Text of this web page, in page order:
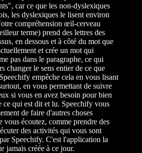
car ce que les non-dyslexiques
les dyslexiques le lisent environ
compréhension œil-cerveau
terme) prend des lettres des
en dessous et à côté du mot que
et crée un mot qui
pas dans le paragraphe, ce qui
changer le sens entier de ce que
empêche cela en vous lisant
en vous permettant de suivre
si vous en avez besoin pour bien
ce qui est dit et lu. Speechify vous
de faire d'autres choses
vous écoutez, comme prendre des
des activités qui vous sont
Speechify. C'est l'application la
jamais créée à ce jour.